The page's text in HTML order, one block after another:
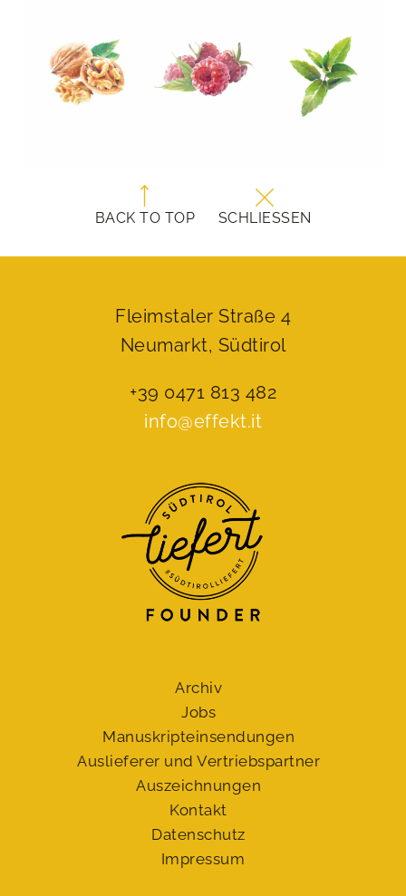
BACK TO TOP SCHLIESSEN
Fleimstaler Straße 4
Neumarkt, Südtirol
+39 0471 813 482
info@effekt.it
Archiv
Jobs
Manuskript­einsendungen
Auslieferer und Vertriebspartner
Auszeichnungen
Kontakt
Datenschutz
Impressum